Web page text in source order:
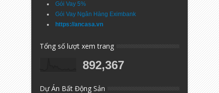
Gói Vay 5%
Gói Vay Ngân Hàng Eximbank
https://ancasa.vn
Tổng số lượt xem trang
892,367
Dự Án Bất Động Sản